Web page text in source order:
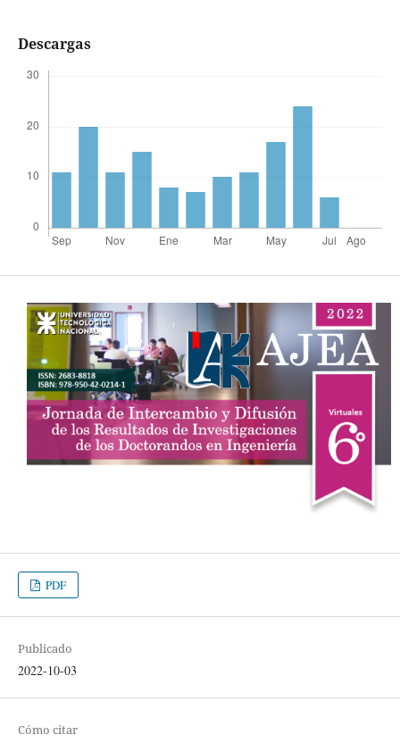
Descargas
PDF
Publicado
2022-10-03
Cómo citar